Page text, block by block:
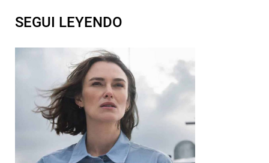
SEGUI LEYENDO